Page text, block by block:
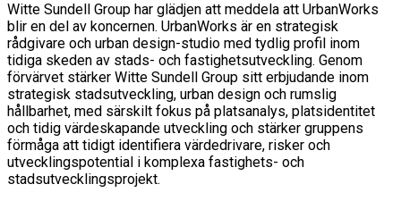
Witte Sundell Group har glädjen att meddela att UrbanWorks
blir en del av koncernen. UrbanWorks är en strategisk
rådgivare och urban design-studio med tydlig profil inom
tidiga skeden av stads- och fastighetsutveckling. Genom
förvärvet stärker Witte Sundell Group sitt erbjudande inom
strategisk stadsutveckling, urban design och rumslig
hållbarhet, med särskilt fokus på platsanalys, platsidentitet
och tidig värdeskapande utveckling och stärker gruppens
förmåga att tidigt identifiera värdedrivare, risker och
utvecklingspotential i komplexa fastighets- och
stadsutvecklingsprojekt.